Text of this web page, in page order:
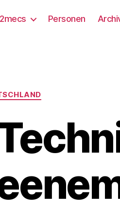
2mecs Personen
Kategorien